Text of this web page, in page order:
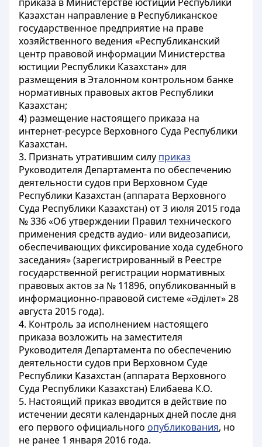
Казахстан направление в Республиканское
государственное предприятие на праве
хозяйственного ведения «Республиканский
центр правовой информации Министерства
юстиции Республики Казахстан» для
размещения в Эталонном контрольном банке
нормативных правовых актов Республики
Казахстан;
4) размещение настоящего приказа на
интернет-ресурсе Верховного Суда Республики
Казахстан.
3. Признать утратившим силу приказ
Руководителя Департамента по обеспечению
деятельности судов при Верховном Суде
Республики Казахстан (аппарата Верховного
Суда Республики Казахстан) от 3 июля 2015 года
№ 336 «Об утверждении Правил технического
применения средств аудио- или видеозаписи,
обеспечивающих фиксирование хода судебного
заседания» (зарегистрированный в Реестре
государственной регистрации нормативных
правовых актов за № 11896, опубликованный в
информационно-правовой системе «Әділет» 28
августа 2015 года).
4. Контроль за исполнением настоящего
приказа возложить на заместителя
Руководителя Департамента по обеспечению
деятельности судов при Верховном Суде
Республики Казахстан (аппарата Верховного
Суда Республики Казахстан) Елибаева К.О.
5. Настоящий приказ вводится в действие по
истечении десяти календарных дней после дня
его первого официального опубликования, но
не ранее 1 января 2016 года.